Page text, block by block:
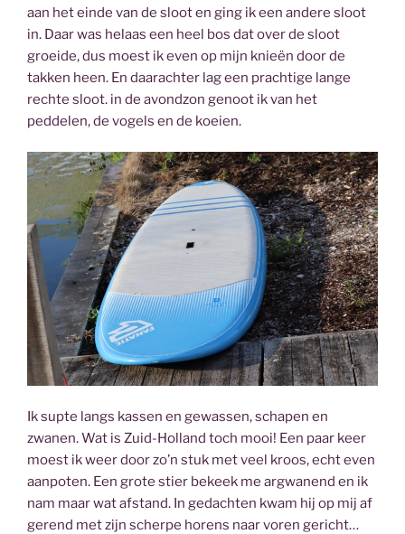
aan het einde van de sloot en ging ik een andere sloot
in. Daar was helaas een heel bos dat over de sloot
groeide, dus moest ik even op mijn knieën door de
takken heen. En daarachter lag een prachtige lange
rechte sloot. in de avondzon genoot ik van het
peddelen, de vogels en de koeien.
Ik supte langs kassen en gewassen, schapen en
zwanen. Wat is Zuid-Holland toch mooi! Een paar keer
moest ik weer door zo’n stuk met veel kroos, echt even
aanpoten. Een grote stier bekeek me argwanend en ik
nam maar wat afstand. In gedachten kwam hij op mij af
gerend met zijn scherpe horens naar voren gericht…